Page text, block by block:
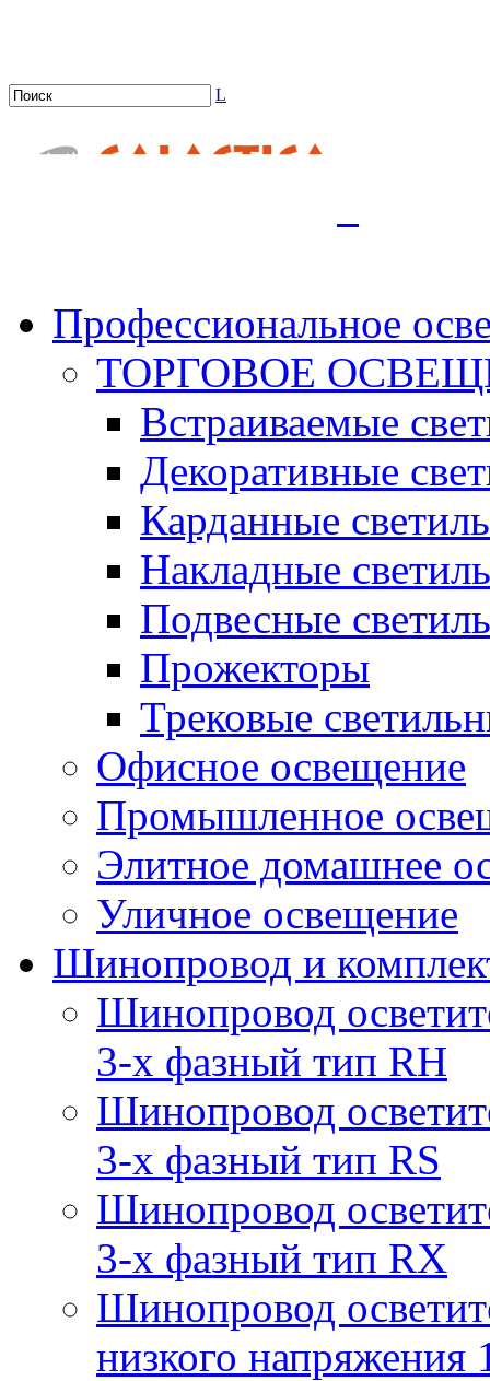
L
Профессиональное
ТОРГОВОЕ
Встраиваемые
Декоративные
Карданные
Накладные
Подвесные
Прожекторы
Трековые
Офисное освещение
Промышленное
Элитное домашнее
Уличное освещение
Шинопровод и
Шинопровод
3-х фазный тип RH
Шинопровод
3-х фазный тип RS
Шинопровод
3-х фазный тип RX
Шинопровод
низкого напряжения